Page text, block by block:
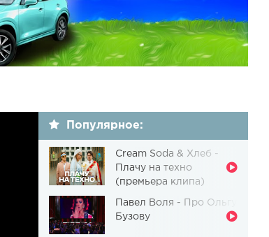
Популярное:
Cream Soda & Хлеб -
Плачу на техно
(премьера клипа)
Павел Воля - Про Ольгу
Бузову